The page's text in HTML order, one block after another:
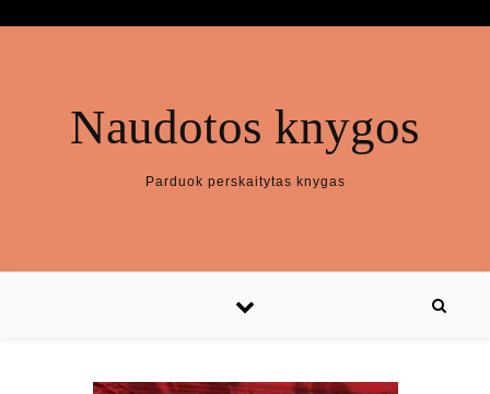
Naudotos knygos
Parduok perskaitytas knygas